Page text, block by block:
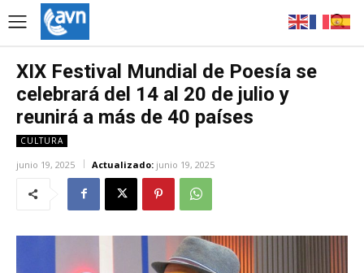
XIX Festival Mundial de Poesía se
celebrará del 14 al 20 de julio y
reunirá a más de 40 países
CULTURA
junio 19, 2025 Actualizado: junio 19, 2025